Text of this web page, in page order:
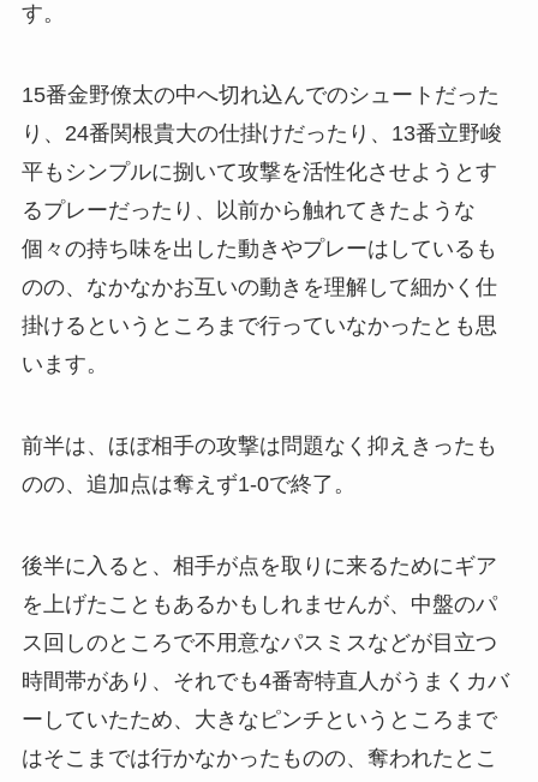
す。
15番金野僚太の中へ切れ込んでのシュートだった
り、24番関根貴大の仕掛けだったり、13番立野峻
平もシンプルに捌いて攻撃を活性化させようとす
るプレーだったり、以前から触れてきたような
個々の持ち味を出した動きやプレーはしているも
のの、なかなかお互いの動きを理解して細かく仕
掛けるというところまで行っていなかったとも思
います。
前半は、ほぼ相手の攻撃は問題なく抑えきったも
のの、追加点は奪えず1-0で終了。
後半に入ると、相手が点を取りに来るためにギア
を上げたこともあるかもしれませんが、中盤のパ
ス回しのところで不用意なパスミスなどが目立つ
時間帯があり、それでも4番寄特直人がうまくカバ
ーしていたため、大きなピンチというところまで
はそこまでは行かなかったものの、奪われたとこ